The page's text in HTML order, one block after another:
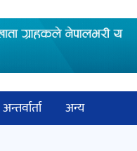
अन्तर्वार्ता
अन्य